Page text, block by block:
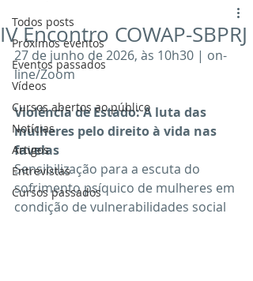
Todos posts
Próximos eventos
Eventos passados
Vídeos
Cursos abertos ao público
Notícias
Artigos
Entrevistas
Cursos passados
IV Encontro COWAP-SBPRJ
27 de junho de 2026, às 10h30 | on-
line/Zoom
Violência de Estado: A luta das
mulheres pelo direito à vida nas
favelas
Sensibilização para a escuta do
sofrimento psíquico de mulheres em
condição de vulnerabilidades social